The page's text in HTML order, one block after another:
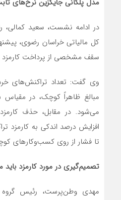
مدل پلکانی جایگزین نرخ‌های
در ادامه نشست، سعید کمالی،
کل مالیاتی خراسان رضوی،
سقف مشخصی از پرداخت
وی گفت: تعداد تراکنش‌های
مبالغ ظاهراً کوچک، در مقیاس
می‌شود. در مقابل، حذف
افزایش درصد اندکی به کارمزد
تا فشار از روی کسب‌وکارهای
تصمیم‌گیری در مورد کارمزد باید
مهدی وطن‌پرست، رئیس گروه